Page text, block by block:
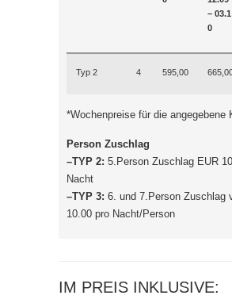
– 03.1
0
Typ 2 4 595,00
*Wochenpreise für die angegebene
Person Zuschlag
–TYP 2: 5.Person Zuschlag EUR
Nacht
–TYP 3: 6. und 7.Person Zuschlag
10.00 pro Nacht/Person
IM PREIS INKLUSIVE: